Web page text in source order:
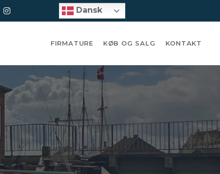
Dansk
Dansk
Dansk
FIRMATURE KØB OG SALG KONTAKT